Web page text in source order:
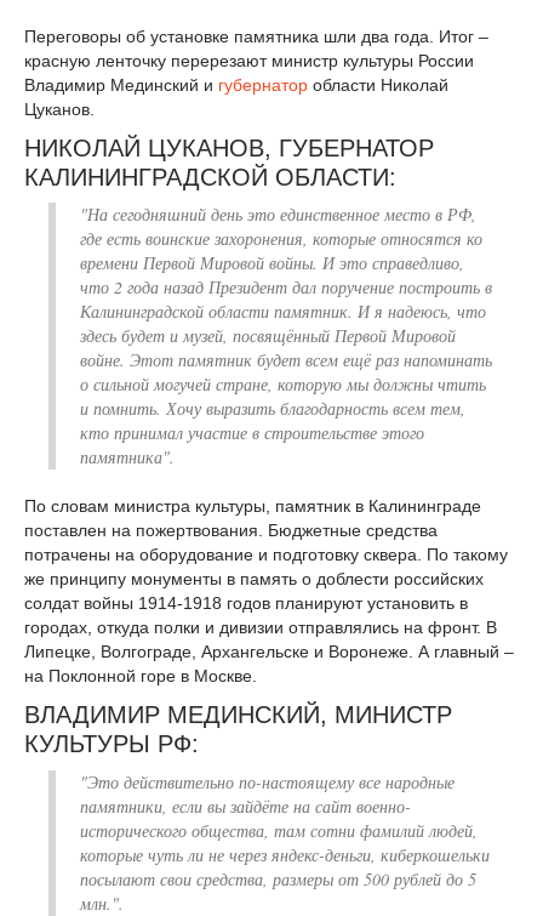
Переговоры об установке памятника шли два года. Итог –
красную ленточку перерезают министр культуры России
Владимир Мединский и губернатор области Николай
Цуканов.
НИКОЛАЙ ЦУКАНОВ, ГУБЕРНАТОР
КАЛИНИНГРАДСКОЙ ОБЛАСТИ:
"На сегодняшний день это единственное место в РФ,
где есть воинские захоронения, которые относятся ко
времени Первой Мировой войны. И это справедливо,
что 2 года назад Президент дал поручение построить в
Калининградской области памятник. И я надеюсь, что
здесь будет и музей, посвящённый Первой Мировой
войне. Этот памятник будет всем ещё раз напоминать
о сильной могучей стране, которую мы должны чтить
и помнить. Хочу выразить благодарность всем тем,
кто принимал участие в строительстве этого
памятника".
По словам министра культуры, памятник в Калининграде
поставлен на пожертвования. Бюджетные средства
потрачены на оборудование и подготовку сквера. По такому
же принципу монументы в память о доблести российских
солдат войны 1914-1918 годов планируют установить в
городах, откуда полки и дивизии отправлялись на фронт. В
Липецке, Волгограде, Архангельске и Воронеже. А главный –
на Поклонной горе в Москве.
ВЛАДИМИР МЕДИНСКИЙ, МИНИСТР
КУЛЬТУРЫ РФ:
"Это действительно по-настоящему все народные
памятники, если вы зайдёте на сайт военно-
исторического общества, там сотни фамилий людей,
которые чуть ли не через яндекс-деньги, киберкошельки
посылают свои средства, размеры от 500 рублей до 5
млн.".